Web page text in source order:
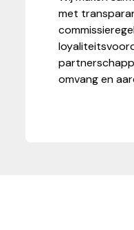
met
omvang en